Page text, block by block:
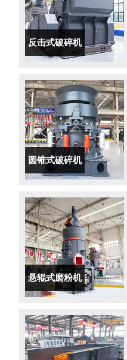
反击式破碎机
圆锥式破碎机
悬辊式磨粉机